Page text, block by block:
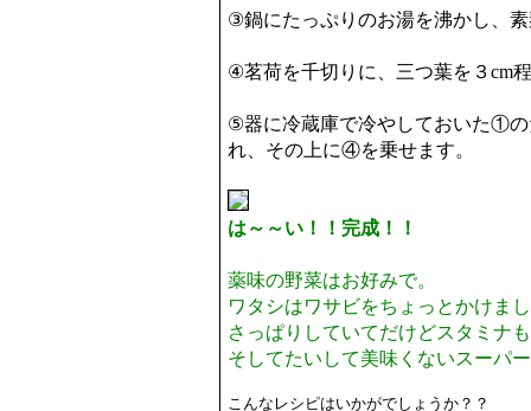
③鍋にたっぷりのお湯を沸かし、
④茗荷を千切りに、三つ葉を３cm
⑤器に冷蔵庫で冷やしておいた①
れ、その上に④を乗せます。
は～～い！！完成！！
薬味の野菜はお好みで。
ワタシはワサビをちょっとかけま
さっぱりしていてだけどスタミナ
そしてたいして美味くないスーパ
こんなレシピはいかがでしょうか？？